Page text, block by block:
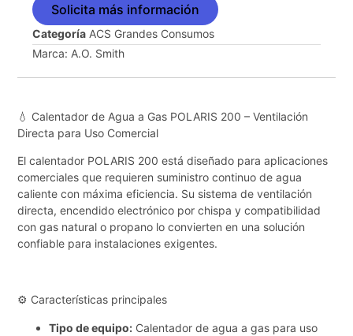
Solicita más información
Categoría ACS Grandes Consumos
Marca: A.O. Smith
💧 Calentador de Agua a Gas POLARIS 200 – Ventilación
Directa para Uso Comercial
El calentador POLARIS 200 está diseñado para aplicaciones
comerciales que requieren suministro continuo de agua
caliente con máxima eficiencia. Su sistema de ventilación
directa, encendido electrónico por chispa y compatibilidad
con gas natural o propano lo convierten en una solución
confiable para instalaciones exigentes.
⚙️ Características principales
Tipo de equipo: Calentador de agua a gas para uso